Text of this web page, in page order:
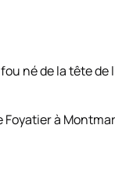
né de la tête de
Foyatier à